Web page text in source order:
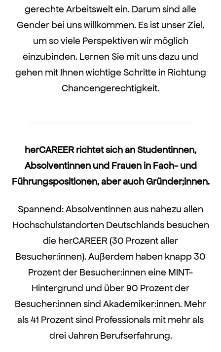
gerechte Arbeitswelt ein. Darum sind alle
Gender bei uns willkommen. Es ist unser Ziel,
um so viele Perspektiven wir möglich
einzubinden. Lernen Sie mit uns dazu und
gehen mit Ihnen wichtige Schritte in Richtung
Chancengerechtigkeit.
herCAREER richtet sich an Studentinnen,
Absolventinnen und Frauen in Fach- und
Führungspositionen, aber auch Gründer;innen.
Spannend: Absolventinnen aus nahezu allen
Hochschulstandorten Deutschlands besuchen
die herCAREER (30 Prozent aller
Besucher:innen). Außerdem haben knapp 30
Prozent der Besucher:innen eine MINT-
Hintergrund und über 90 Prozent der
Besucher:innen sind Akademiker:innen. Mehr
als 41 Prozent sind Professionals mit mehr als
drei Jahren Berufserfahrung.